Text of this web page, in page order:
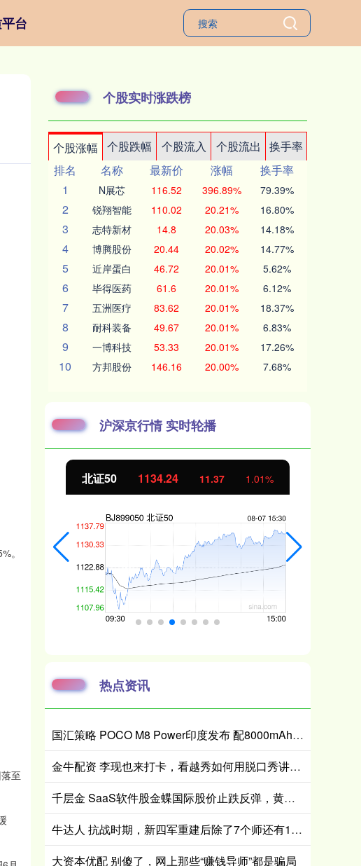
台
。
至
个股实时涨跌榜
个股涨幅 个股跌幅 个股流入 个股流出
换手率
排名
名称 最新价 涨幅
换手率
1
N展芯 116.52 396.89% 79.39%
2 锐翔智能 110.02 20.21% 16.80%
3 志特新材 14.8 20.03% 14.18%
4 博腾股份 20.44 20.02% 14.77%
5 近岸蛋白 46.72 20.01% 5.62%
6 毕得医药 61.6 20.01% 6.12%
7 五洲医疗 83.62 20.01% 18.37%
8 耐科装备 49.67 20.01% 6.83%
9 一博科技 53.33 20.01% 17.26%
10 方邦股份 146.16 20.00% 7.68%
沪深京行情 实时轮播
北证50 1134.24 11.37 1.01%
热点资讯
国汇策略 POCO M8 Power印度发布 配8000mAh电池 24999卢比起
金牛配资 李现也来打卡，看越秀如何用脱口秀讲透国际“自然城市”的生态故事
千层金 SaaS软件股金蝶国际股价止跌反弹，黄仁勋驳斥“AI替代软件论”
牛达人 抗战时期，新四军重建后除了7个师还有1个独立旅，旅长是谁？
大资本优配 别傻了，网上那些“赚钱导师”都是骗局